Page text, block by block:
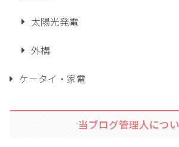
太陽光発電
外構
ケータイ・家電
当ブログ管理人につ